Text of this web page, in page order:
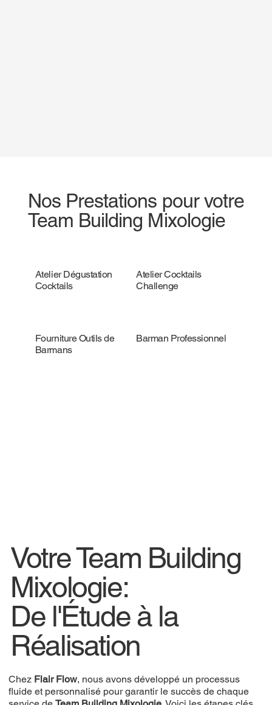
Nos Prestations pour votre
Team Building Mixologie
Atelier Dégustation
Cocktails
Atelier Cocktails
Challenge
Fourniture Outils de
Barmans
Barman Professionnel
Votre Team Building
Mixologie:
De l'Étude à la
Réalisation
Chez Flair Flow, nous avons développé un processus
fluide et personnalisé pour garantir le succès de chaque